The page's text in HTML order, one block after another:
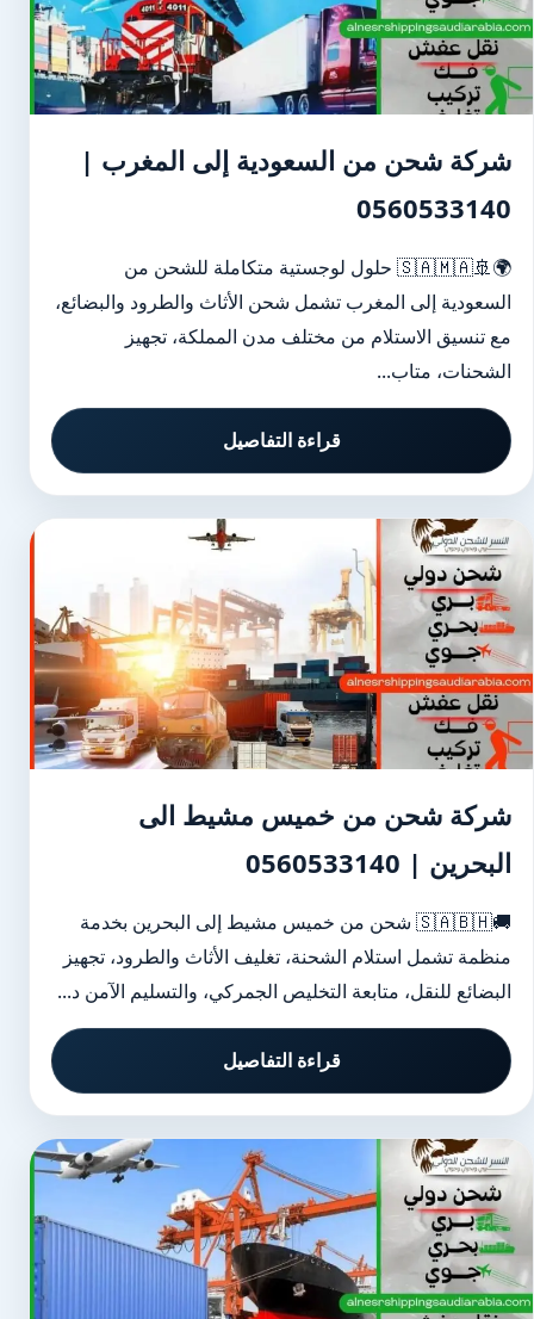
شركة شحن من السعودية إلى المغرب |
0560533140
🌍🚢🇸🇦🇲🇦 حلول لوجستية متكاملة للشحن من
السعودية إلى المغرب تشمل شحن الأثاث والطرود والبضائع،
مع تنسيق الاستلام من مختلف مدن المملكة، تجهيز
الشحنات، متاب...
قراءة التفاصيل
شركة شحن من خميس مشيط الى
البحرين | 0560533140
🚚🇸🇦🇧🇭 شحن من خميس مشيط إلى البحرين بخدمة
منظمة تشمل استلام الشحنة، تغليف الأثاث والطرود، تجهيز
البضائع للنقل، متابعة التخليص الجمركي، والتسليم الآمن د...
قراءة التفاصيل